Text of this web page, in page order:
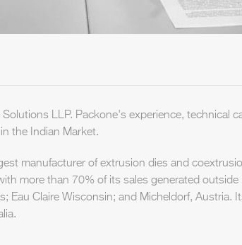
LLP. Packone's experience, technical
the Indian Market.
manufacturer of extrusion dies and
more than 70% of its sales generated
Eau Claire Wisconsin; and Micheldorf,